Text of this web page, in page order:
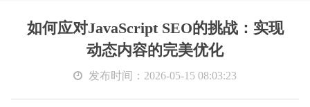
如何应对JavaScript SEO的挑战：实现
动态内容的完美优化
发布时间：2026-05-15 08:03:23